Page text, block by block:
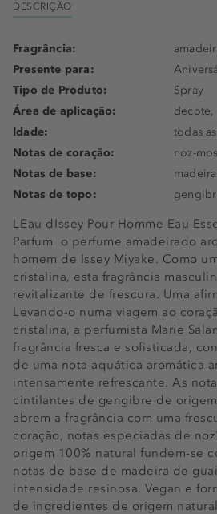
DESCRIÇÃO
LEau dIssey Pour Homme Eau
Parfum  o perfume amadeirado
homem de Issey Miyake. Como
cristalina, esta fragrância
revitalizante de frescura. Uma
Levando-o numa viagem ao
cristalina, a perfumista Marie
fragrância fresca e sofisticada,
de uma nota aquática aromática
intensamente refrescante. As
cintilantes de gengibre de
abrem a fragrância com uma
coração, notas especiadas de
origem 100% natural fundem-se
notas de base de madeira de
intensidade resinosa. Vegan e
de ingredientes de origem
Fragrância:
Presente para:
Tipo de Produto:
Spray
Área de aplicação:
decote,
Idade:
todas
Notas de coração:
noz-
Notas de base:
Notas de topo: